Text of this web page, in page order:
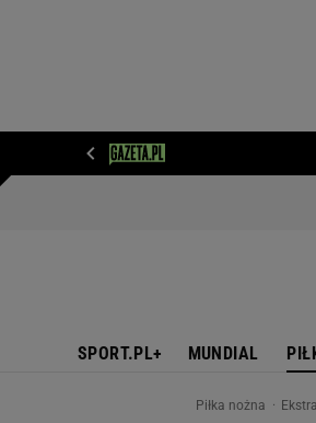
SPORT.PL+ MUNDIAL
Piłka nożna